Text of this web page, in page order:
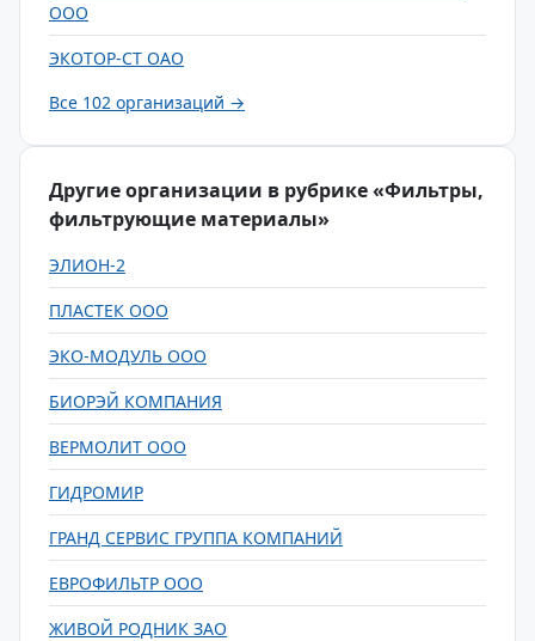
ООО
ЭКОТОР-СТ ОАО
Все 102 организаций →
Другие организации в рубрике «Фильтры,
фильтрующие материалы»
ЭЛИОН-2
ПЛАСТЕК ООО
ЭКО-МОДУЛЬ ООО
БИОРЭЙ КОМПАНИЯ
ВЕРМОЛИТ ООО
ГИДРОМИР
ГРАНД СЕРВИС ГРУППА КОМПАНИЙ
ЕВРОФИЛЬТР ООО
ЖИВОЙ РОДНИК ЗАО